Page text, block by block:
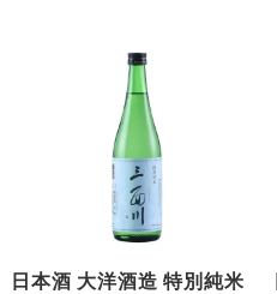
日本酒 大洋酒造 特別純米